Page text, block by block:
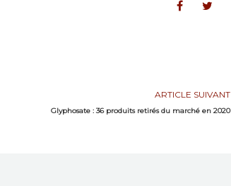
ARTICLE SUIVANT
Glyphosate : 36 produits retirés du marché en 2020